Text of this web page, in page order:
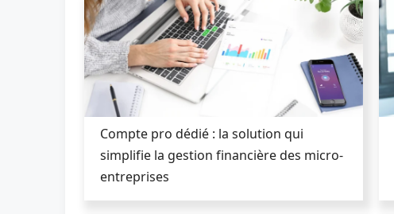
Compte pro dédié : la solution qui
simplifie la gestion financière des micro-
entreprises